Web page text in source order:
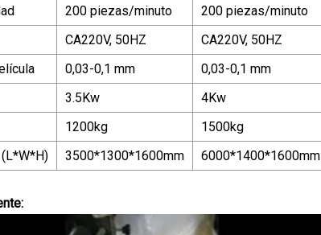
200 piezas/minuto
200 piezas/minuto
CA220V, 50HZ
CA220V, 50HZ
0,03-0,1 mm
0,03-0,1 mm
3.5Kw
4Kw
1200kg
1500kg
3500*1300*1600mm 6000*1400*1600mm